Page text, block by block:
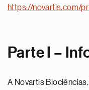
https://novartis.com/
Parte I –
A Novartis